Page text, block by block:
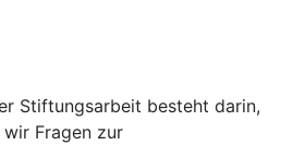
Stiftungsarbeit besteht darin,
Fragen zur